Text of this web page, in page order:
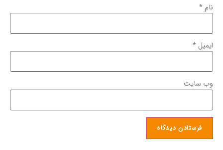
نام*
ایمیل*
وب‌ سایت